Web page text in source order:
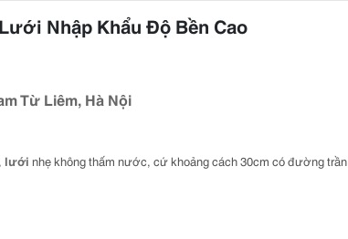
Nhập Khẩu Độ Bền Cao
Từ Liêm, Hà Nội
lưới nhẹ không thấm nước, cứ khoảng cách 30cm có đường trần